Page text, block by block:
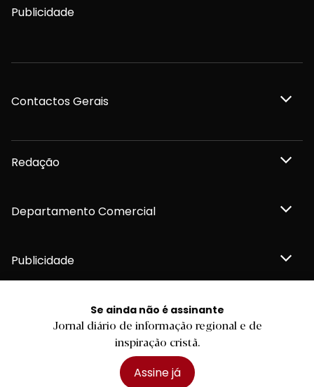
Se ainda não é assinante
Jornal diário de informação regional e de
inspiração cristã.
Assine já
Publicidade
Contactos Gerais
Redação
Departamento Comercial
Publicidade
Privacidade e Cookies
Declaração de compromisso FSC®
Política de Confidencialidade